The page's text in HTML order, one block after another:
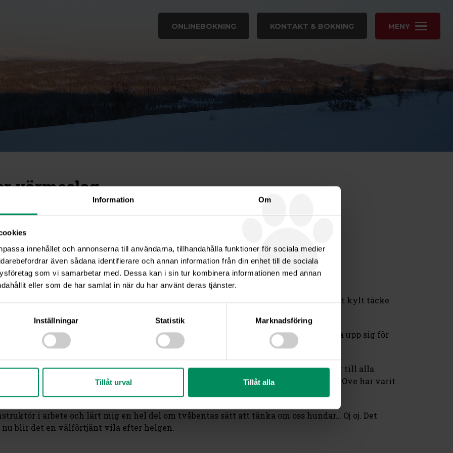
Information Om
innehållet och annonserna till användarna, tillhandahålla funktioner för sociala medier
även sådana identifierare och annan information från din enhet till de sociala
som vi samarbetar med. Dessa kan i sin tur kombinera informationen med annan
eller som de har samlat in när du har använt deras tjänster.
Inställningar Statistik Marknadsföring
Tillåt urval Tillåt alla
MENY
ONLINEBOKNING KONTAKT & BOKNING
värmeslag
simma för att svalka av sig mellan arbetspassen. Här ligger vi i vår monter på ett kylt täcke
hundar till hundägare.
helgen eftersom det har varit hundutställningar. Jag tror att detta går ut på att visa upp sig för
hur man ser ut. Som om jag inte visste det – fniss.
tvåbenta arbetskollegor i montern arbetat hårt med att dela ut vätskeersättning till alla
att hundar faktiskt lätt kan drabbas av värmeslag. Det är ett viktigt arbete och Ove har varit
i arbete och lärt mig en hel del om tvåbentas sätt att tänka om oss hundar… Oj oj. Det
blir det en välförtjänt vila efter helgen.